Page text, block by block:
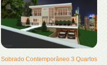
Sobrado Contemporâneo 3 Quartos